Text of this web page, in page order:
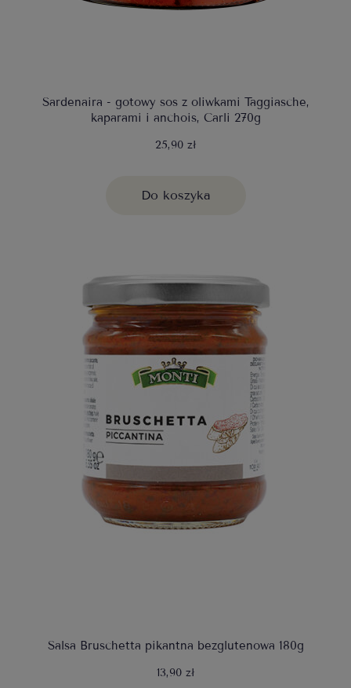
Sardenaira - gotowy sos z oliwkami Taggiasche,
kaparami i anchois, Carli 270g
25,90 zł
Do koszyka
Salsa Bruschetta pikantna bezglutenowa 180g
13,90 zł